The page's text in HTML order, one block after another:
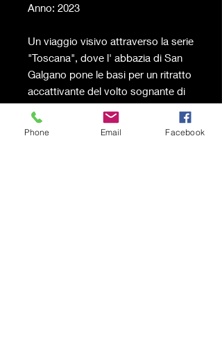
Anno: 2023
Un viaggio visivo attraverso la serie
"Toscana", dove l' abbazia di San
Galgano pone le basi per un ritratto
accattivante del volto sognante di
una donna, l'artista Ispirata dal
mondo che la circonda,
Phone Email Facebook